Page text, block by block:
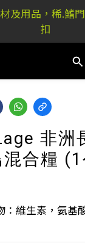
51P號富祐閣
洋菜南街101號金
及用品，稀.鰭
扣
51P號富祐閣
洋菜南街101號金
非洲
合糧 (1
：維生素，氨基